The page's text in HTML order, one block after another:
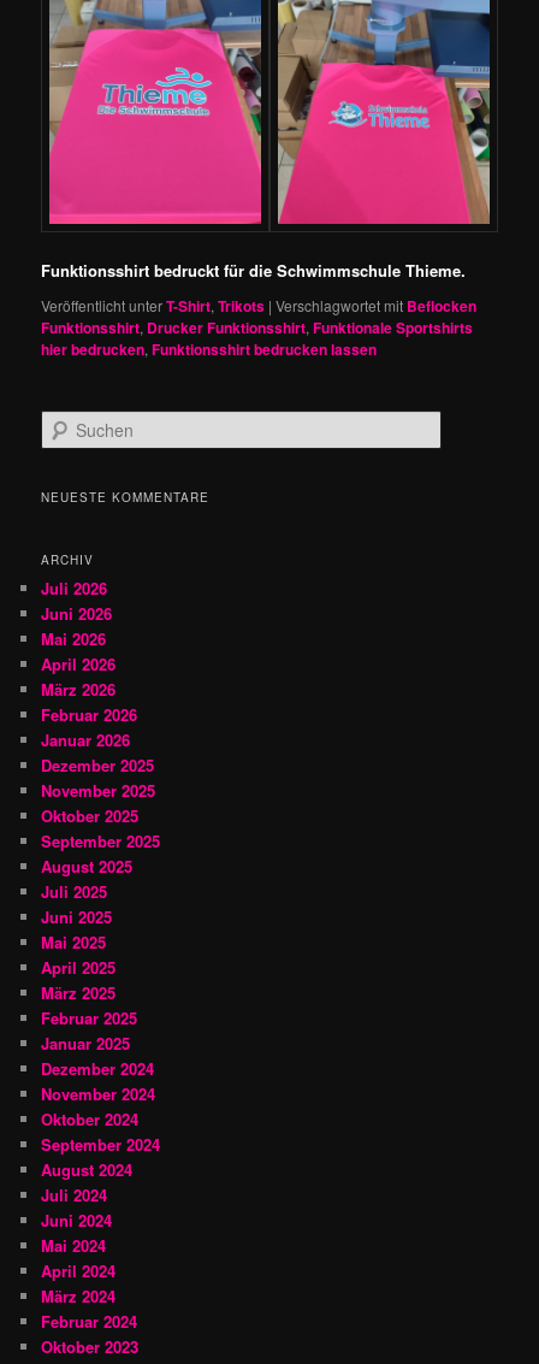
Funktionsshirt bedruckt für die Schwimmschule Thieme.
Veröffentlicht unterT-Shirt,Trikots |Verschlagwortet mit Beflocken
Funktionsshirt, Drucker Funktionsshirt,Funktionale Sportshirts
hier bedrucken,Funktionsshirt bedrucken lassen
u
h
NEUESTE KOMMENTARE
ARCHIV
Juli 2026
Juni 2026
Mai 2026
April 2026
März 2026
Februar 2026
Januar 2026
Dezember 2025
November 2025
Oktober 2025
September 2025
August 2025
Juli 2025
Juni 2025
Mai 2025
April 2025
März 2025
Februar 2025
Januar 2025
Dezember 2024
November 2024
Oktober 2024
September 2024
August 2024
Juli 2024
Juni 2024
Mai 2024
April 2024
März 2024
Februar 2024
Oktober 2023